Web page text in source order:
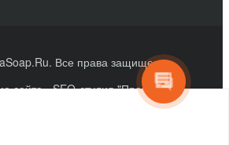
Все права защищены
сайта- SEO-студия "Практик"